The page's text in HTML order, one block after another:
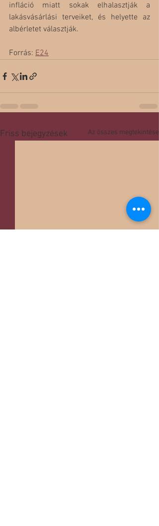
infláció miatt sokak elhalasztják a
lakásvásárlási terveiket, és helyette az
albérletet választják.
Forrás: E24
Friss bejegyzések Az összes megtekintése